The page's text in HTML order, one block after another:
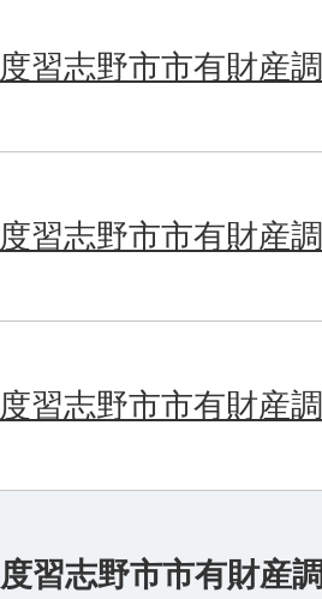
習志野市市有財産
習志野市市有財産
習志野市市有財産
習志野市市有財産